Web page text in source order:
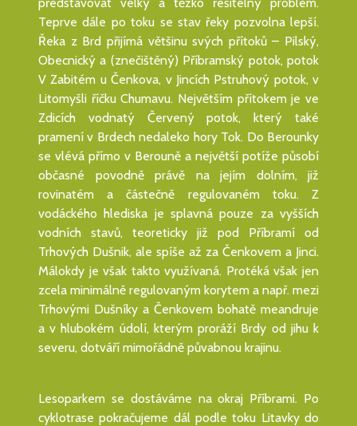
Teprve dále po toku se stav řeky pozvolna lepší.
Řeka z Brd přijímá většinu svých přítoků – Pilský,
Obecnický a (znečištěný) Příbramský potok, potok
V Zabitém u Čenkova, v Jincích Pstruhový potok, v
Litomyšli říčku Chumavu. Největším přítokem je ve
Zdicích vodnatý Červený potok, který také
pramení v Brdech nedaleko hory Tok. Do Berounky
se vlévá přímo v Berouně a největší potíže působí
občasné povodně právě na jejím dolním, již
rovinatém a částečně regulovaném toku. Z
vodáckého hlediska je splavná pouze za vyšších
vodních stavů, teoreticky již pod Příbramí od
Trhových Dušnik, ale spíše až za Čenkovem a Jinci.
Málokdy je však takto využívaná. Protéká však jen
zcela minimálně regulovaným korytem a např. mezi
Trhovými Dušníky a Čenkovem bohatě meandruje
a v hlubokém údolí, kterým proráží Brdy od jihu k
severu, dotváří mimořádně půvabnou krajinu.
Lesoparkem se dostáváme na okraj Příbrami. Po
cyklotrase pokračujeme dál podle toku Litavky do